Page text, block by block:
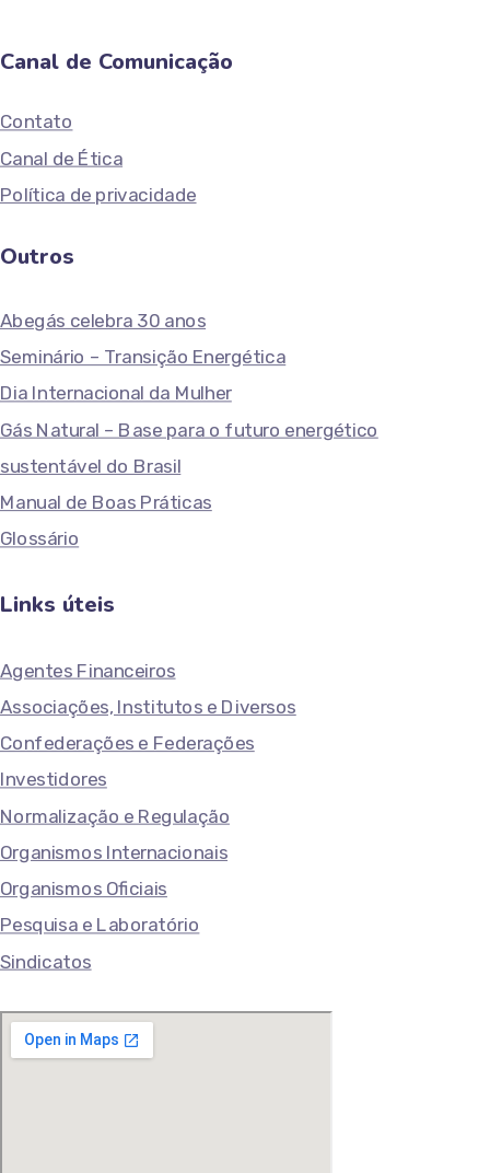
Canal de Comunicação
Contato
Canal de Ética
Política de privacidade
Outros
Abegás celebra 30 anos
Seminário – Transição Energética
Dia Internacional da Mulher
Gás Natural – Base para o futuro energético
sustentável do Brasil
Manual de Boas Práticas
Glossário
Links úteis
Agentes Financeiros
Associações, Institutos e Diversos
Confederações e Federações
Investidores
Normalização e Regulação
Organismos Internacionais
Organismos Oficiais
Pesquisa e Laboratório
Sindicatos